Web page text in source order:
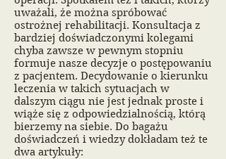
uważali, że można spróbować
ostrożnej rehabilitacji. Konsultacja z
bardziej doświadczonymi kolegami
chyba zawsze w pewnym stopniu
formuje nasze decyzje o postępowaniu
z pacjentem. Decydowanie o kierunku
leczenia w takich sytuacjach w
dalszym ciągu nie jest jednak proste i
wiąże się z odpowiedzialnością, którą
bierzemy na siebie. Do bagażu
doświadczeń i wiedzy dokładam też te
dwa artykuły: